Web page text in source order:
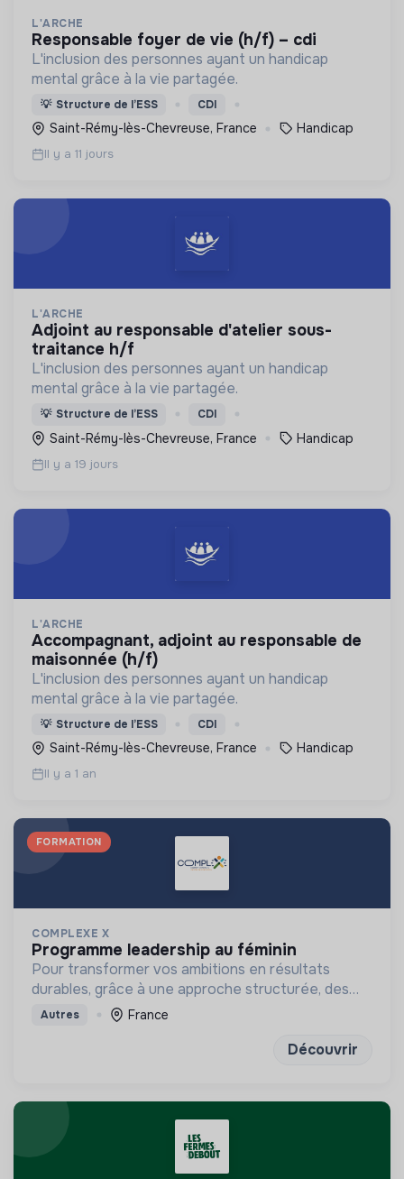
L'ARCHE
responsable foyer de vie (h/f) – cdi
L'inclusion des personnes ayant un handicap
mental grâce à la vie partagée.
💡 Structure de l’ESS CDI
Saint-Rémy-lès-Chevreuse, France Handicap
Il y a 11 jours
L'ARCHE
adjoint au responsable d'atelier sous-
traitance h/f
L'inclusion des personnes ayant un handicap
mental grâce à la vie partagée.
💡 Structure de l’ESS CDI
Saint-Rémy-lès-Chevreuse, France Handicap
Il y a 19 jours
L'ARCHE
accompagnant, adjoint au responsable de
maisonnée (h/f)
L'inclusion des personnes ayant un handicap
mental grâce à la vie partagée.
💡 Structure de l’ESS CDI
Saint-Rémy-lès-Chevreuse, France Handicap
Il y a 1 an
FORMATION
COMPLEXE X
programme leadership au féminin
Pour transformer vos ambitions en résultats
durables, grâce à une approche structurée, des
outils concrets et des exercices de réflexion
Autres France
Découvrir